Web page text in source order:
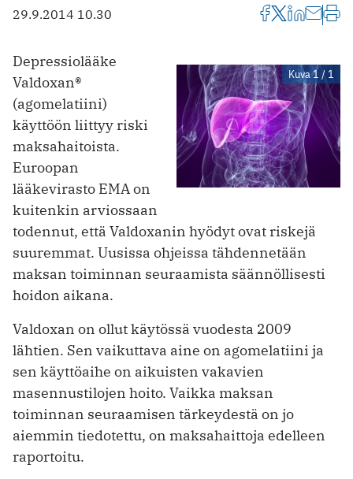
29.9.2014 10.30
Kuva 1 / 1
Depressiolääke
Valdoxan®
(agomelatiini)
käyttöön liittyy riski
maksahaitoista.
Euroopan
lääkevirasto EMA on
kuitenkin arviossaan
todennut, että Valdoxanin hyödyt ovat riskejä
suuremmat. Uusissa ohjeissa tähdennetään
maksan toiminnan seuraamista säännöllisesti
hoidon aikana.
Valdoxan on ollut käytössä vuodesta 2009
lähtien. Sen vaikuttava aine on agomelatiini ja
sen käyttöaihe on aikuisten vakavien
masennustilojen hoito. Vaikka maksan
toiminnan seuraamisen tärkeydestä on jo
aiemmin tiedotettu, on maksahaittoja edelleen
raportoitu.